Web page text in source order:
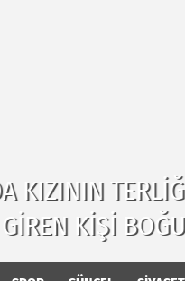
TERLIĞINI
KIŞI